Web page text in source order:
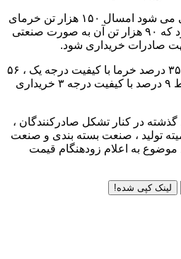
پیش بینی می شود امسال ۱۵۰ هزار تن خرمای
استعمران در استان تولید شود که ۹۰ هزار تن آن به صورت صنعتی
وی با بیان اینکه سال گذشته ۳۵ درصد خرما با کیفیت درجه یک ، ۵۶
درصد با کیفیت درجه ۲ و فقط ۹ درصد با کیفیت درجه ۳ خریداری
در کنار تشکل صادرکنندگان ،
تولید ، صنعت بسته بندی و صنعت
به اعلام زودهنگام قیمت
لینک کپی شده!